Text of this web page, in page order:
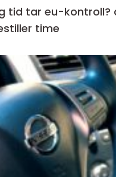
tid tar eu-kontroll?
time